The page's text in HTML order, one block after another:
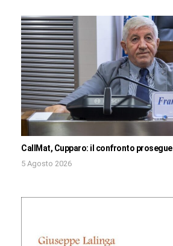
CallMat, Cupparo: il confronto prosegue
5 Agosto 2026